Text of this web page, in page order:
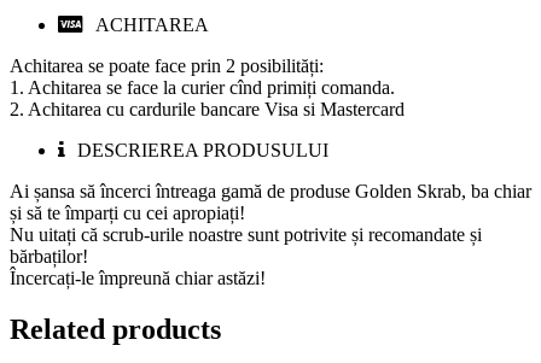
ACHITAREA
Achitarea se poate face prin 2 posibilități:
1. Achitarea se face la curier cînd primiți comanda.
2. Achitarea cu cardurile bancare Visa si Mastercard
DESCRIEREA PRODUSULUI
Ai șansa să încerci întreaga gamă de produse Golden Skrab, ba chiar
și să te împarți cu cei apropiați! ⁣
Nu uitați că scrub-urile noastre sunt potrivite și recomandate și
bărbaților! ⁣
⁣Încercați-le împreună chiar astăzi! ⁣
Related products